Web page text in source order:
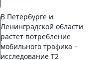
В Петербурге и
Ленинградской области
растет потребление
мобильного трафика –
исследование T2